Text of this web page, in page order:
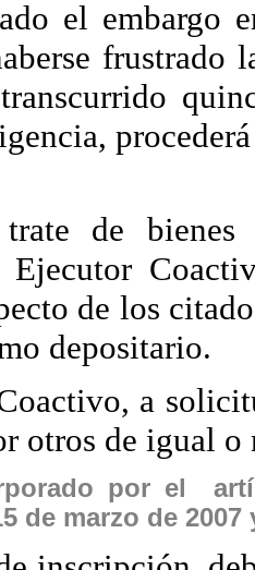
el embargo
de
de los
depositario.
a
otros de igual o
por el
de marzo de